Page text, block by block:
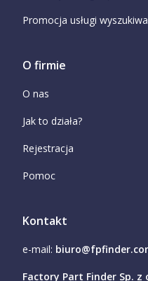
Promocja usługi
O firmie
O nas
Jak to działa?
Rejestracja
Pomoc
Kontakt
e-mail:
Factory Part Finder Sp. z